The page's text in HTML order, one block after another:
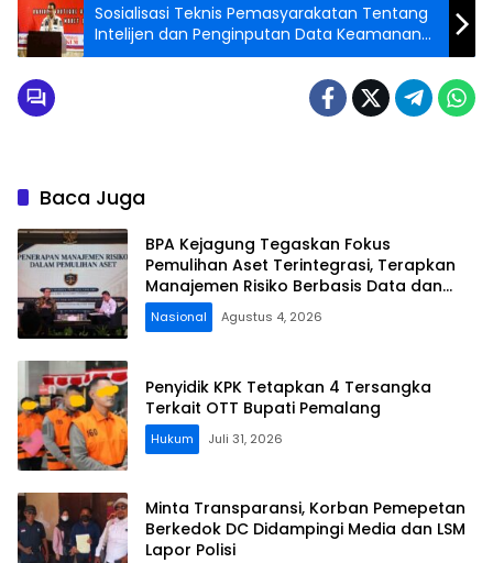
Sosialisasi Teknis Pemasyarakatan Tentang
Intelijen dan Penginputan Data Keamanan
Pada SDP Fitur Keamanan Tahun 2023
Baca Juga
BPA Kejagung Tegaskan Fokus
Pemulihan Aset Terintegrasi, Terapkan
Manajemen Risiko Berbasis Data dan
Teknologi
Nasional Agustus 4, 2026
Penyidik KPK Tetapkan 4 Tersangka
Terkait OTT Bupati Pemalang
Hukum Juli 31, 2026
Minta Transparansi, Korban Pemepetan
Berkedok DC Didampingi Media dan LSM
Lapor Polisi